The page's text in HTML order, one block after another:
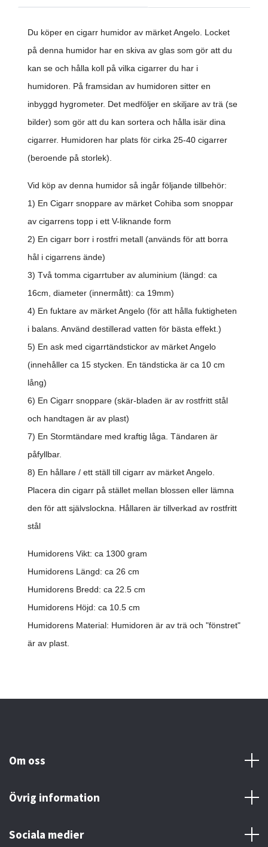
Du köper en cigarr humidor av märket Angelo. Locket
på denna humidor har en skiva av glas som gör att du
kan se och hålla koll på vilka cigarrer du har i
humidoren. På framsidan av humidoren sitter en
inbyggd hygrometer. Det medföljer en skiljare av trä (se
bilder) som gör att du kan sortera och hålla isär dina
cigarrer. Humidoren har plats för cirka 25-40 cigarrer
(beroende på storlek).
Vid köp av denna humidor så ingår följande tillbehör:
1) En Cigarr snoppare av märket Cohiba som snoppar
av cigarrens topp i ett V-liknande form
2) En cigarr borr i rostfri metall (används för att borra
hål i cigarrens ände)
3) Två tomma cigarrtuber av aluminium (längd: ca
16cm, diameter (innermått): ca 19mm)
4) En fuktare av märket Angelo (för att hålla fuktigheten
i balans. Använd destillerad vatten för bästa effekt.)
5) En ask med cigarrtändstickor av märket Angelo
(innehåller ca 15 stycken. En tändsticka är ca 10 cm
lång)
6) En Cigarr snoppare (skär-bladen är av rostfritt stål
och handtagen är av plast)
7) En Stormtändare med kraftig låga. Tändaren är
påfyllbar.
8) En hållare / ett ställ till cigarr av märket Angelo.
Placera din cigarr på stället mellan blossen eller lämna
den för att självslockna. Hållaren är tillverkad av rostfritt
stål
Humidorens Vikt: ca 1300 gram
Humidorens Längd: ca 26 cm
Humidorens Bredd: ca 22.5 cm
Humidorens Höjd: ca 10.5 cm
Humidorens Material: Humidoren är av trä och "fönstret"
är av plast.
Om oss
Övrig information
Sociala medier